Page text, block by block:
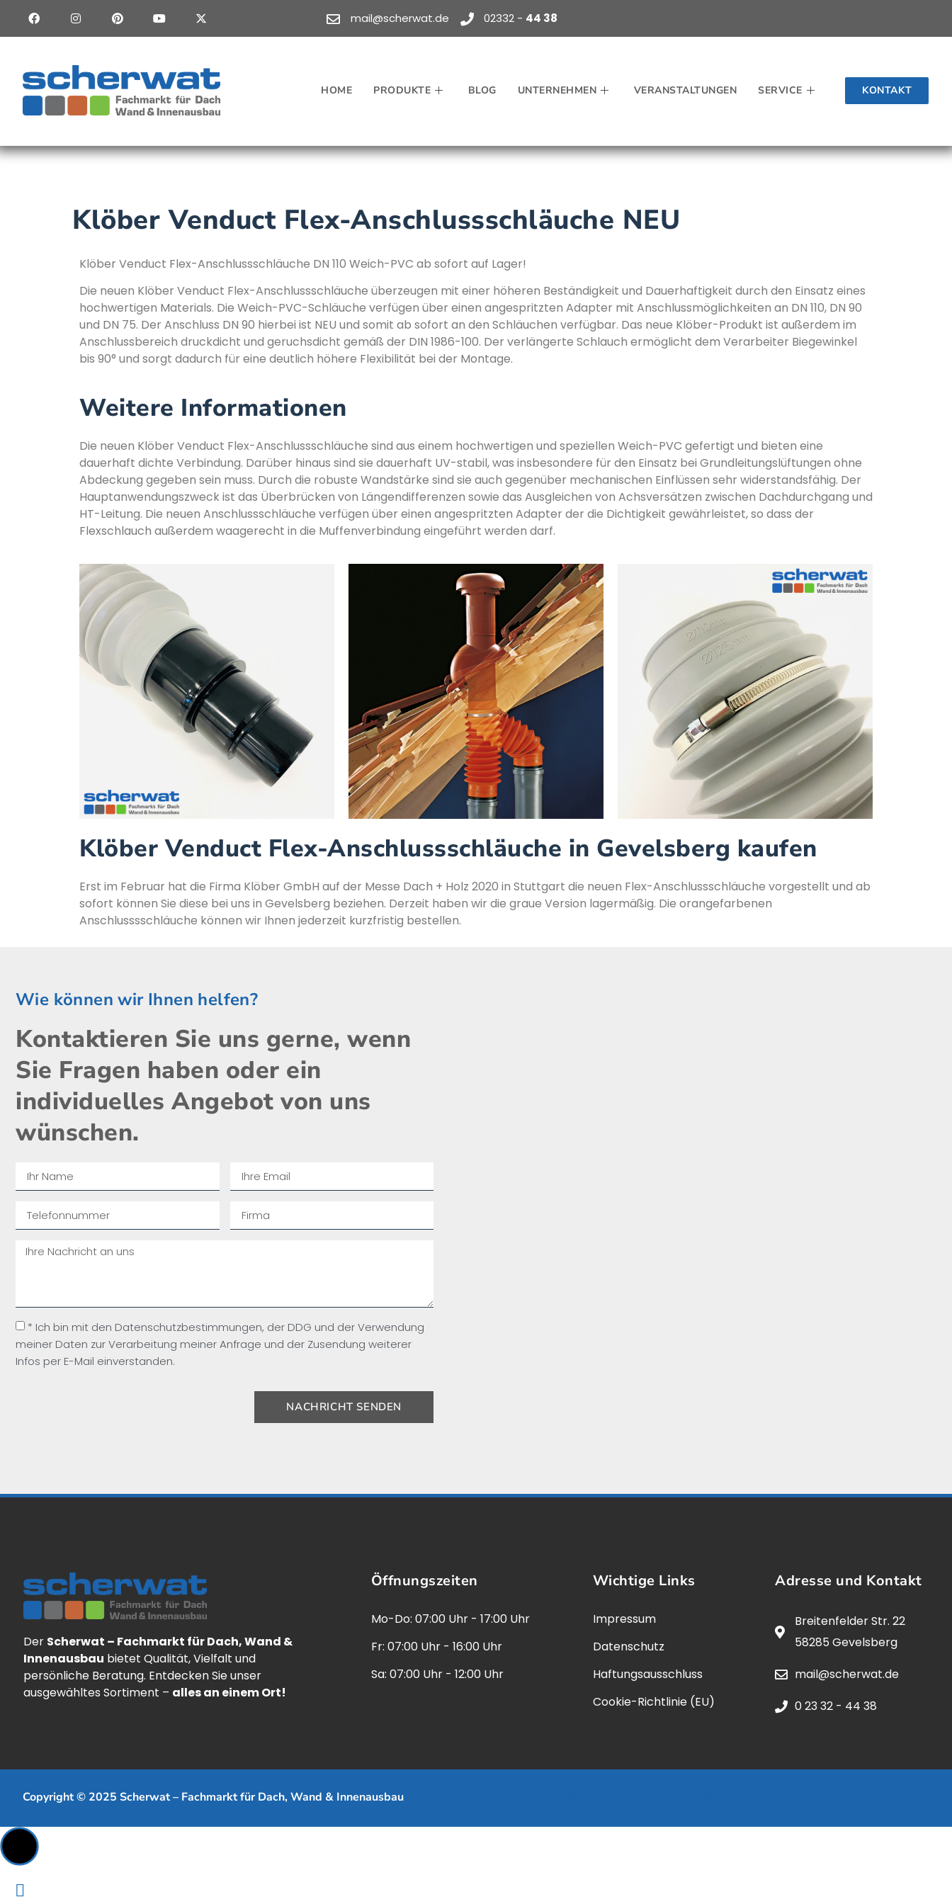
mail@scherwat.de 02332 - 44 38
HOME PRODUKTE BLOG UNTERNEHMEN VERANSTALTUNGEN SERVICE KONTAKT
Klöber Venduct Flex-Anschlussschläuche NEU
Klöber Venduct Flex-Anschlussschläuche DN 110 Weich-PVC ab sofort auf Lager!
Die neuen Klöber Venduct Flex-Anschlussschläuche überzeugen mit einer höheren Beständigkeit und Dauerhaftigkeit durch den Einsatz eines
hochwertigen Materials. Die Weich-PVC-Schläuche verfügen über einen angespritzten Adapter mit Anschlussmöglichkeiten an DN 110, DN 90
und DN 75. Der Anschluss DN 90 hierbei ist NEU und somit ab sofort an den Schläuchen verfügbar. Das neue Klöber-Produkt ist außerdem im
Anschlussbereich druckdicht und geruchsdicht gemäß der DIN 1986-100. Der verlängerte Schlauch ermöglicht dem Verarbeiter Biegewinkel
bis 90° und sorgt dadurch für eine deutlich höhere Flexibilität bei der Montage.
Weitere Informationen
Die neuen Klöber Venduct Flex-Anschlussschläuche sind aus einem hochwertigen und speziellen Weich-PVC gefertigt und bieten eine
dauerhaft dichte Verbindung. Darüber hinaus sind sie dauerhaft UV-stabil, was insbesondere für den Einsatz bei Grundleitungslüftungen ohne
Abdeckung gegeben sein muss. Durch die robuste Wandstärke sind sie auch gegenüber mechanischen Einflüssen sehr widerstandsfähig. Der
Hauptanwendungszweck ist das Überbrücken von Längendifferenzen sowie das Ausgleichen von Achsversätzen zwischen Dachdurchgang und
HT-Leitung. Die neuen Anschlussschläuche verfügen über einen angespritzten Adapter der die Dichtigkeit gewährleistet, so dass der
Flexschlauch außerdem waagerecht in die Muffenverbindung eingeführt werden darf.
Klöber Venduct Flex-Anschlussschläuche in Gevelsberg kaufen
Erst im Februar hat die Firma Klöber GmbH auf der Messe Dach + Holz 2020 in Stuttgart die neuen Flex-Anschlussschläuche vorgestellt und ab
sofort können Sie diese bei uns in Gevelsberg beziehen. Derzeit haben wir die graue Version lagermäßig. Die oran­ge­far­benen
Anschlusssschläuche können wir Ihnen jederzeit kurzfristig bestellen.
Wie können wir Ihnen helfen?
Kontaktieren Sie uns gerne, wenn
Sie Fragen haben oder ein
individuelles Angebot von uns
wünschen.​
* Ich bin mit den Datenschutzbestimmungen, der DDG und der Verwendung
meiner Daten zur Verarbeitung meiner Anfrage und der Zusendung weiterer
Infos per E-Mail einverstanden.
NACHRICHT SENDEN
Der Scherwat – Fachmarkt für Dach, Wand &
Innenausbau bietet Qualität, Vielfalt und
persönliche Beratung. Entdecken Sie unser
ausgewähltes Sortiment – alles an einem Ort!
Öffnungszeiten
Mo-Do: 07:00 Uhr - 17:00 Uhr
Fr: 07:00 Uhr - 16:00 Uhr
Sa: 07:00 Uhr - 12:00 Uhr
Wichtige Links
Impressum
Datenschutz
Haftungsausschluss
Cookie-Richtlinie (EU)
Adresse und Kontakt
Breitenfelder Str. 22
58285 Gevelsberg
mail@scherwat.de
0 23 32 - 44 38
Copyright © 2025 Scherwat – Fachmarkt für Dach, Wand & Innenausbau